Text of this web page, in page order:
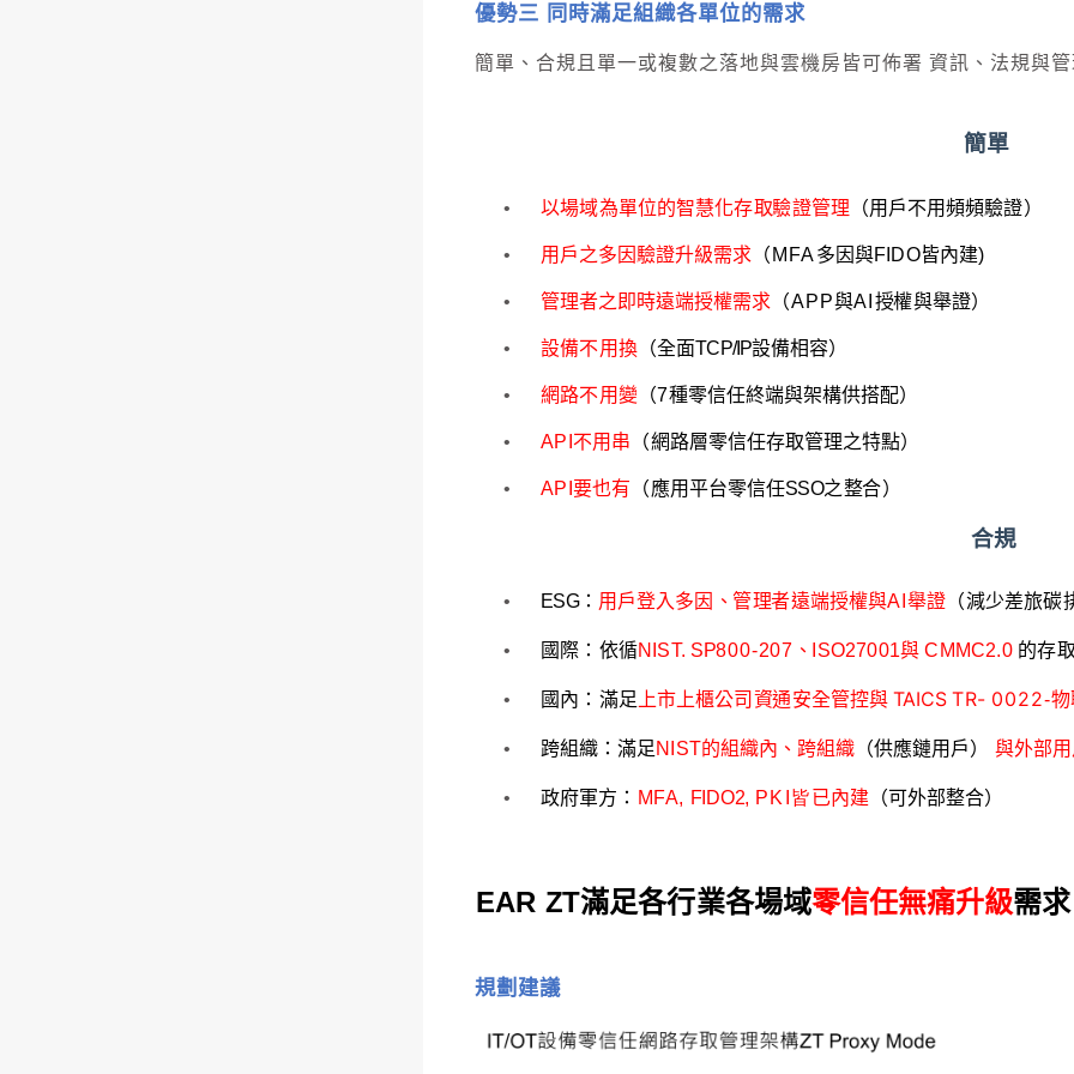
優勢三 同時滿足組織各單位的需求
簡單、合規且單⼀或複數之落地與雲機房皆可佈署 資訊、法規與
簡單
• 以場域為單位的智慧化存取驗證管理 （用 戶不用頻頻驗證）
• 用 戶之多 因 驗證升級需求 （ MFA多 因與FIDO皆內建)
• 管理者之 即時遠端授權需求 （APP與AI 授權與舉證）
• 設備不用換 （全面TCP/IP設備相容）
• 網路不用變 （7種零信任終端與架構供搭配）
• API 不用串 （網路層零信任存取管理之特點）
• API 要也有 （應用平台零信任SSO之整合）
合規
• ESG： 用戶登入多 因 、管理者遠端授權與AI 舉證 （減少差旅碳
• 國際：依循NIST. SP800-207 、 ISO27001與 CMMC2.0 的存
• 國內：滿足上市上櫃公司 資通安全管控與 TAICSTR- 0022-物
• 跨組織 ：滿足NIST的組織內 、 跨組織 （供應鏈用戶 ） 與外部用
• 政府軍方 ： MFA, FIDO2, PKI皆 已內建 （ 可外部整合）
EAR ZT滿足各行業各場域零信任無痛升級需求
規劃建議